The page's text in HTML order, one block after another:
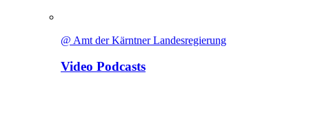
@ Amt der Kärntner Landesregierung
Video Podcasts